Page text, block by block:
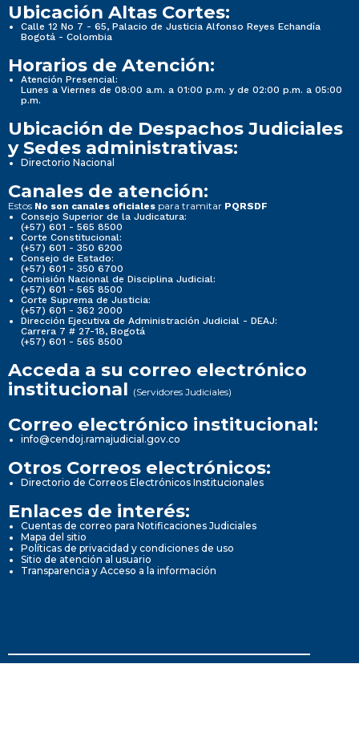
Ubicación Altas Cortes:
Calle 12 No 7 - 65, Palacio de Justicia Alfonso Reyes Echandía
Bogotá - Colombia
Horarios de Atención:
Atención Presencial:
Lunes a Viernes de 08:00 a.m. a 01:00 p.m. y de 02:00 p.m. a 05:00
p.m.
Ubicación de Despachos Judiciales
y Sedes administrativas:
Directorio Nacional
Canales de atención:
Estos No son canales oficiales para tramitar PQRSDF
Consejo Superior de la Judicatura:
(+57) 601 - 565 8500
Corte Constitucional:
(+57) 601 - 350 6200
Consejo de Estado:
(+57) 601 - 350 6700
Comisión Nacional de Disciplina Judicial:
(+57) 601 - 565 8500
Corte Suprema de Justicia:
(+57) 601 - 362 2000
Dirección Ejecutiva de Administración Judicial - DEAJ:
Carrera 7 # 27-18, Bogotá
(+57) 601 - 565 8500
Acceda a su correo electrónico
institucional (Servidores Judiciales)
Correo electrónico institucional:
info@cendoj.ramajudicial.gov.co
Otros Correos electrónicos:
Directorio de Correos Electrónicos Institucionales
Enlaces de interés:
Cuentas de correo para Notificaciones Judiciales
Mapa del sitio
Políticas de privacidad y condiciones de uso
Sitio de atención al usuario
Transparencia y Acceso a la información